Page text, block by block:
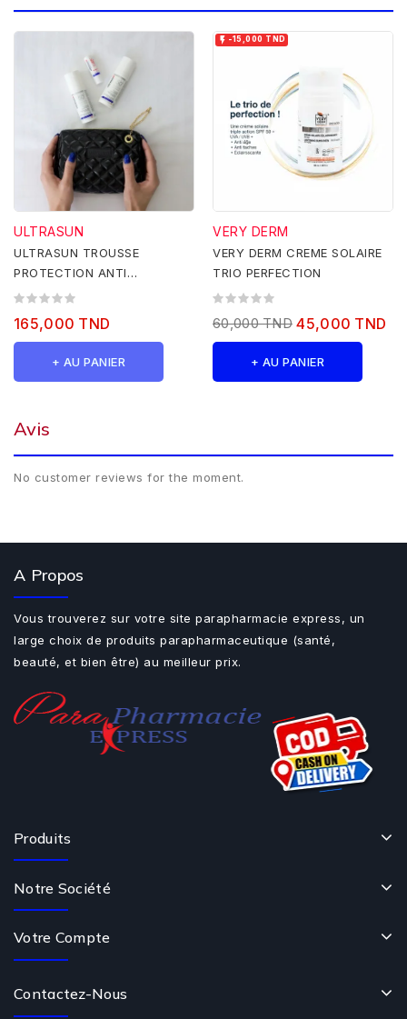
ULTRASUN
ULTRASUN TROUSSE
PROTECTION ANTI
PIGMENTATION
165,000 TND
+ AU PANIER
 -15,000 TND
VERY DERM
VERY DERM CREME SOLAIRE
TRIO PERFECTION
60,000 TND 45,000 TND
+ AU PANIER
Avis
No customer reviews for the moment.
A Propos
Vous trouverez sur votre site parapharmacie express, un
large choix de produits parapharmaceutique (santé,
beauté, et bien être) au meilleur prix.
Produits
Notre Société
Votre Compte
Contactez-Nous